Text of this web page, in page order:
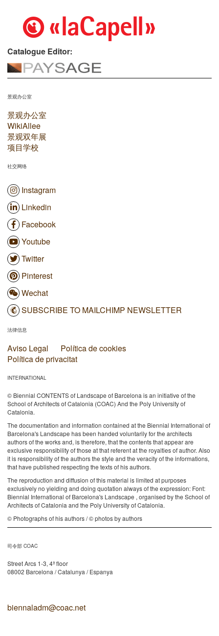
Catalogue Editor:
景观办公室
景观办公室
WikiAllee
景观双年展
项目学校
社交网络
Instagram
Linkedin
Facebook
Youtube
Twitter
Pinterest
Wechat
SUBSCRIBE TO MAILCHIMP NEWSLETTER
法律信息
Aviso Legal
Política de cookies
Política de privacitat
INTERNATIONAL
© Biennial CONTENTS of Landscape of Barcelona is an initiative of the
School of Architects of Catalonia (COAC) And the Poly University of
Catalonia.
The documentation and information contained at the Biennial International of
Barcelona's Landscape has been handed voluntarily for the architects
authors of the works and, is therefore, that the contents that appear are
exclusive responsibility of those at that referent at the royalties of author. Also
it is responsibility of the authors the style and the veracity of the informations,
that have published respecting the texts of his authors.
The reproduction and diffusion of this material is limited at purposes
exclusively no yielding and doing quotation always of the expression: Font:
Biennial International of Barcelona's Landscape , organised by the School of
Architects of Catalonia and the Poly University of Catalonia.
© Photographs of his authors / © photos by authors
司令部 COAC
Street Arcs 1-3, 4ª floor
08002 Barcelona / Catalunya / Espanya
biennaladm@coac.net